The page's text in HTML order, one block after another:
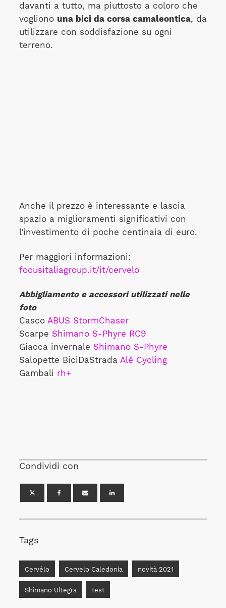
davanti a tutto, ma piuttosto a coloro che
vogliono una bici da corsa camaleontica, da
utilizzare con soddisfazione su ogni
terreno.
Anche il prezzo è interessante e lascia
spazio a miglioramenti significativi con
l’investimento di poche centinaia di euro.
Per maggiori informazioni:
focusitaliagroup.it/it/cervelo
Abbigliamento e accessori utilizzati nelle
foto
Casco ABUS StormChaser
Scarpe Shimano S-Phyre RC9
Giacca invernale Shimano S-Phyre
Salopette BiciDaStradaAlé Cycling
Gambali rh+
Condividi con
Tags
Cervélo Cervelo Caledonia novità 2021
Shimano Ultegra test